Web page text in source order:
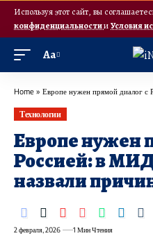
Используя этот сайт, вы
конфиденциальностииУсловия
Аа
Home » Европе нужен прямой диалог
Технологии
Европе нужен
Россией: в
назвали
2 февраля, 2026 1 Мин Чтения